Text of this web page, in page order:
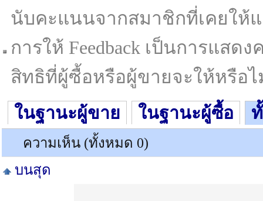
นับคะแนนจากสมาชิกที่เคยให้
การให้ Feedback เป็นการแส
สิทธิที่ผู้ซื้อหรือผู้ขายจะให้หรือไ
ในฐานะผู้ขาย ในฐานะผู้ซื้อ
ความเห็น (ทั้งหมด 0)
บนสุด